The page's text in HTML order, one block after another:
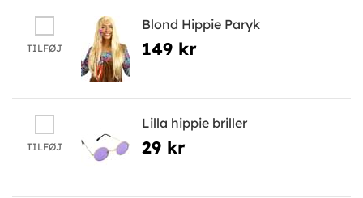
TILFØJ
Blond Hippie Paryk
149 kr
TILFØJ
Lilla hippie briller
29 kr